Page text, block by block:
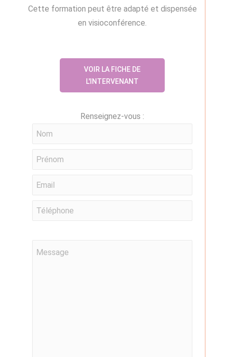
Cette formation peut être adapté et dispensée
en visioconférence.
VOIR LA FICHE DE
L'INTERVENANT
Renseignez-vous :